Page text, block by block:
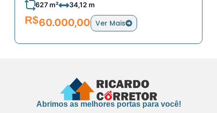
627 m²
34,12 m
R$60.000,00 Ver Mais
Abrimos as melhores portas para você!